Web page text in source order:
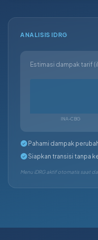
ANALISIS IDRG
Estimasi dampak tarif
INA-CBG
Pahami dampak
Siapkan transisi tanpa
Menu iDRG aktif otomatis saat